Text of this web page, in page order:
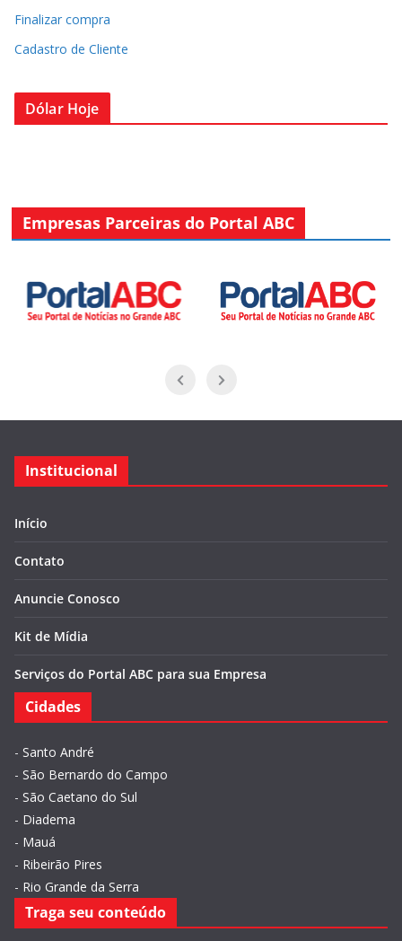
Finalizar compra
Cadastro de Cliente
Dólar Hoje
Empresas Parceiras do Portal ABC
Institucional
Início
Contato
Anuncie Conosco
Kit de Mídia
Serviços do Portal ABC para sua Empresa
Cidades
- Santo André
- São Bernardo do Campo
- São Caetano do Sul
- Diadema
- Mauá
- Ribeirão Pires
- Rio Grande da Serra
Traga seu conteúdo